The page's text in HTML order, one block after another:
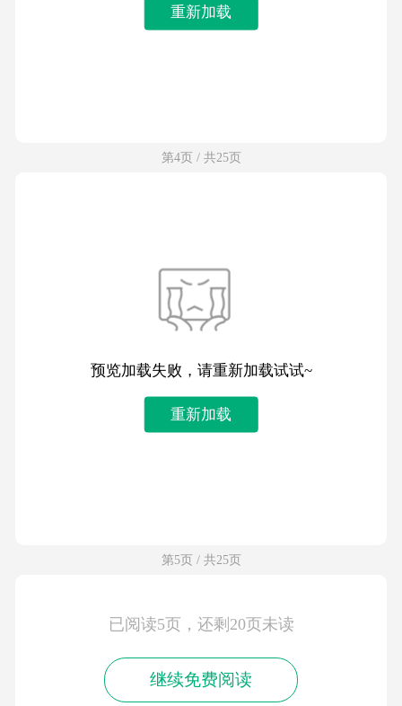
重新加载
第4页 / 共25页
预览加载失败，请重新加载试试~
重新加载
第5页 / 共25页
已阅读5页，还剩20页未读
继续免费阅读